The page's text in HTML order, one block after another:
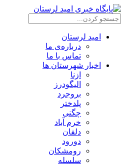
امید لرستان
درباره‌ی ما
تماس با ما
اخبار شهرستان ها
ازنا
الیگودرز
بروجرد
پلدختر
چگنی
خرم آباد
دلفان
دورود
رومشکان
سلسله